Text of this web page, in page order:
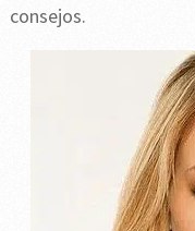
consejos.